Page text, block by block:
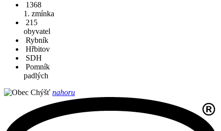
1368
1. zmínka
215
obyvatel
Rybník
Hřbitov
SDH
Pomník
padlých
nahoru